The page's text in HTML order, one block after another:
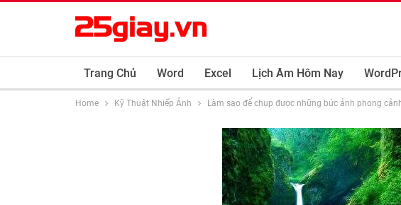
Trang Chủ Word Excel Lịch Âm Hôm Nay
Home Kỹ Thuật Nhiếp Ảnh Làm sao để chụp được những bức ảnh phong